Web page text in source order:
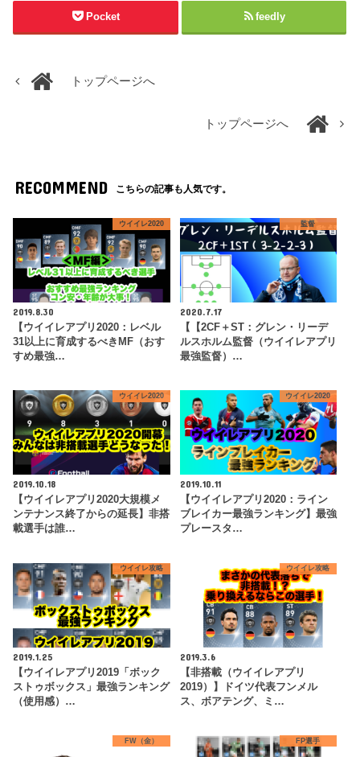
Pocket feedly
トップページへ
トップページへ
RECOMMEND こちらの記事も人気です。
ウイイレ2020
2019.8.30
【ウイイレアプリ2020：レベル
31以上に育成するべきMF（おす
すめ最強…
監督
2020.7.17
【【2CF＋ST：グレン・リーデ
ルスホルム監督（ウイイレアプリ
最強監督）…
ウイイレ2020
2019.10.18
【ウイイレアプリ2020大規模メ
ンテナンス終了からの延長】非搭
載選手は誰…
ウイイレ2020
2019.10.11
【ウイイレアプリ2020：ライン
ブレイカー最強ランキング】最強
プレースタ…
ウイイレ攻略
2019.1.25
【ウイイレアプリ2019「ボック
ストゥボックス」最強ランキング
（使用感）…
ウイイレ攻略
2019.3.6
【非搭載（ウイイレアプリ
2019）】ドイツ代表フンメル
ス、ボアテング、ミ…
FW（金） FP選手